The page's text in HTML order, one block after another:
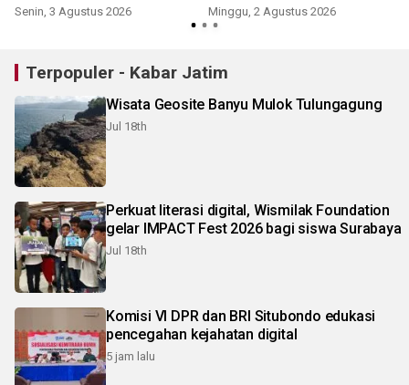
Senin, 3 Agustus 2026 Minggu, 2 Agustus 2026
Terpopuler - Kabar Jatim
Wisata Geosite Banyu Mulok Tulungagung
Jul 18th
Perkuat literasi digital, Wismilak Foundation
gelar IMPACT Fest 2026 bagi siswa Surabaya
Jul 18th
Komisi VI DPR dan BRI Situbondo edukasi
pencegahan kejahatan digital
5 jam lalu